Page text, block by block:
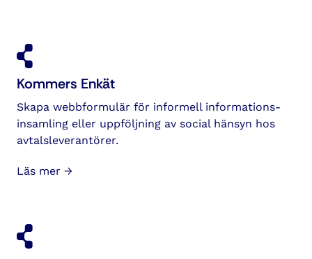
Kommers Enkät
Skapa webbformulär för informell informations­
insamling eller uppföljning av social hänsyn hos
avtalsleverantörer.
Läs mer →